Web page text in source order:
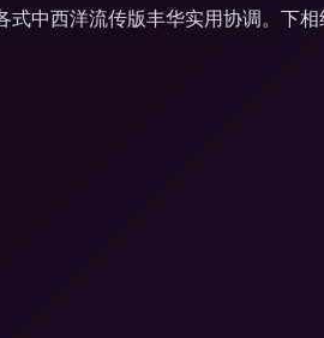
中西洋流传版丰华实用协调。